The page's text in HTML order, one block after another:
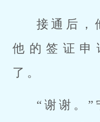
接通后，
他的签证申
了。
“谢谢。”